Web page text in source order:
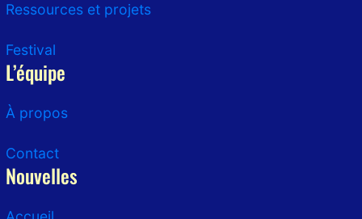
Ressources et projets
Festival
L’équipe
À propos
Contact
Nouvelles